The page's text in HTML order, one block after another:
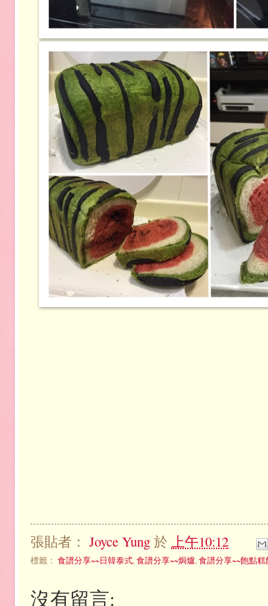
張貼者： Joyce Yung 於 上午10:12
標籤： 食譜分享~~日韓泰式, 食譜分享~~焗爐, 食譜分享~~飽點糕
沒有留言: